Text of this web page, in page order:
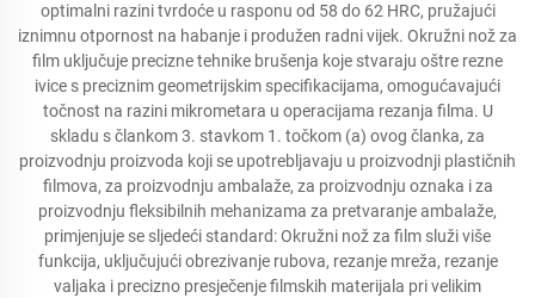
optimalni razini tvrdoće u rasponu od 58 do 62 HRC, pružajući
iznimnu otpornost na habanje i produžen radni vijek. Okružni nož za
film uključuje precizne tehnike brušenja koje stvaraju oštre rezne
ivice s preciznim geometrijskim specifikacijama, omogućavajući
točnost na razini mikrometara u operacijama rezanja filma. U
skladu s člankom 3. stavkom 1. točkom (a) ovog članka, za
proizvodnju proizvoda koji se upotrebljavaju u proizvodnji plastičnih
filmova, za proizvodnju ambalaže, za proizvodnju oznaka i za
proizvodnju fleksibilnih mehanizama za pretvaranje ambalaže,
primjenjuje se sljedeći standard: Okružni nož za film služi više
funkcija, uključujući obrezivanje rubova, rezanje mreža, rezanje
valjaka i precizno presječenje filmskih materijala pri velikim